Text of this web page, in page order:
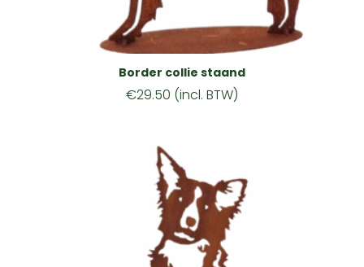
Border collie staand
€29.50 (incl. BTW)